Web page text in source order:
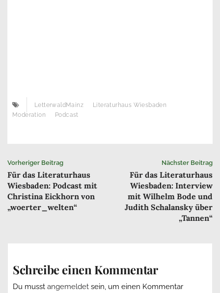
LetterwaldMainz
Literaturhaus Wiesbaden
Moderation
Podcast
Beitrags-
Navigation
Vorheriger Beitrag
Für das Literaturhaus
Wiesbaden: Podcast mit
Christina Eickhorn von
„woerter_welten“
Nächster Beitrag
Für das Literaturhaus
Wiesbaden: Interview
mit Wilhelm Bode und
Judith Schalansky über
„Tannen“
Schreibe einen Kommentar
Du musst angemeldet sein, um einen Kommentar